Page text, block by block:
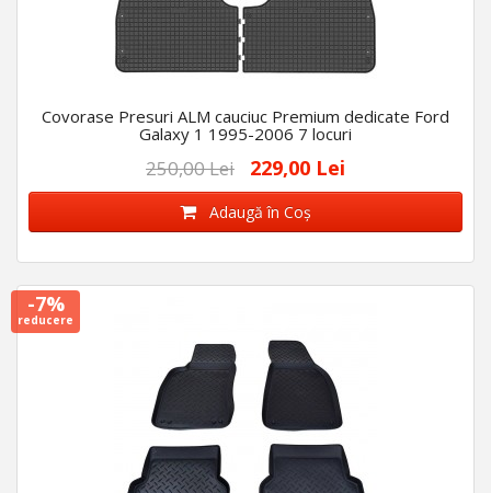
Covorase Presuri ALM cauciuc Premium dedicate Ford
Galaxy 1 1995-2006 7 locuri
250,00 Lei 229,00 Lei
Adaugă în Coş
-7%
reducere